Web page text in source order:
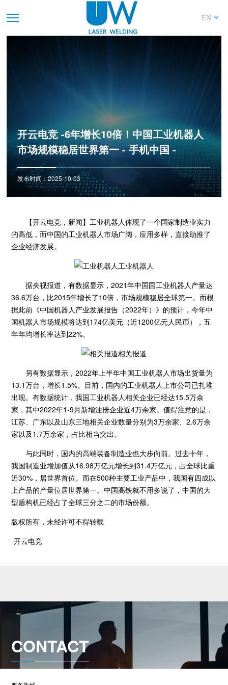
EN
开云电竞 -6年增长10倍！中国工业机器人
市场规模稳居世界第一 - 手机中国 -
发布时间：2025-10-03
【开云电竞，新闻】工业机器人体现了一个国家制造业实力
的高低，而中国的工业机器人市场广阔，应用多样，直接助推了
企业经济发展。
工业机器人
据央视报道，有数据显示，2021年中国国工业机器人产量达
36.6万台，比2015年增长了10倍，市场规模稳居全球第一。而根
据此前《中国机器人产业发展报告（2022年）》的预计，今年中
国机器人市场规模将达到174亿美元（近1200亿元人民币），五
年年均增长率达到22%。
相关报道
另有数据显示，2022年上半年中国工业机器人市场出货量为
13.1万台，增长1.5%。目前，国内的工业机器人上市公司已扎堆
出现。有数据统计，我国工业机器人相关企业已经达15.5万余
家，其中2022年1-9月新增注册企业近4万余家。值得注意的是，
江苏、广东以及山东三地相关企业数量分别为3万余家、2.6万余
家以及1.7万余家，占比相当突出。
与此同时，国内的高端装备制造业也大步向前。过去十年，
我国制造业增加值从16.98万亿元增长到31.4万亿元，占全球比重
近30%，居世界首位。而在500种主要工业产品中，我国有四成以
上产品的产量位居世界第一。中国高铁就不用多说了，中国的大
型盾构机已经占了全球三分之二的市场份额。
版权所有，未经许可不得转载
-开云电竞
CONTACT